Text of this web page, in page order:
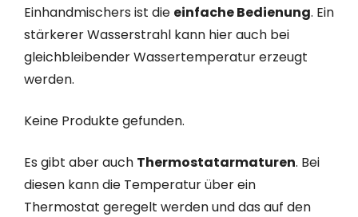
Einhandmischers ist die einfache Bedienung. Ein
stärkerer Wasserstrahl kann hier auch bei
gleichbleibender Wassertemperatur erzeugt
werden.
Keine Produkte gefunden.
Es gibt aber auch Thermostatarmaturen. Bei
diesen kann die Temperatur über ein
Thermostat geregelt werden und das auf den